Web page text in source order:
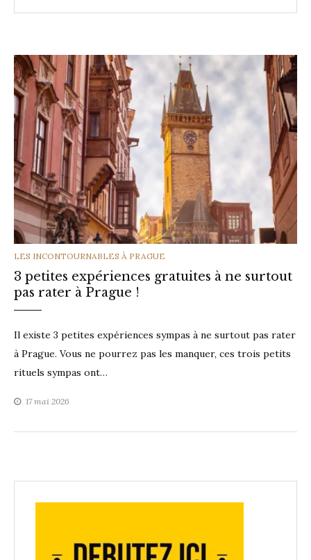
CATEGORIES
LES INCONTOURNABLES À PRAGUE
3 petites expériences gratuites à ne surtout
pas rater à Prague !
Il existe 3 petites expériences sympas à ne surtout pas rater
à Prague. Vous ne pourrez pas les manquer, ces trois petits
rituels sympas ont…
17 mai 2026